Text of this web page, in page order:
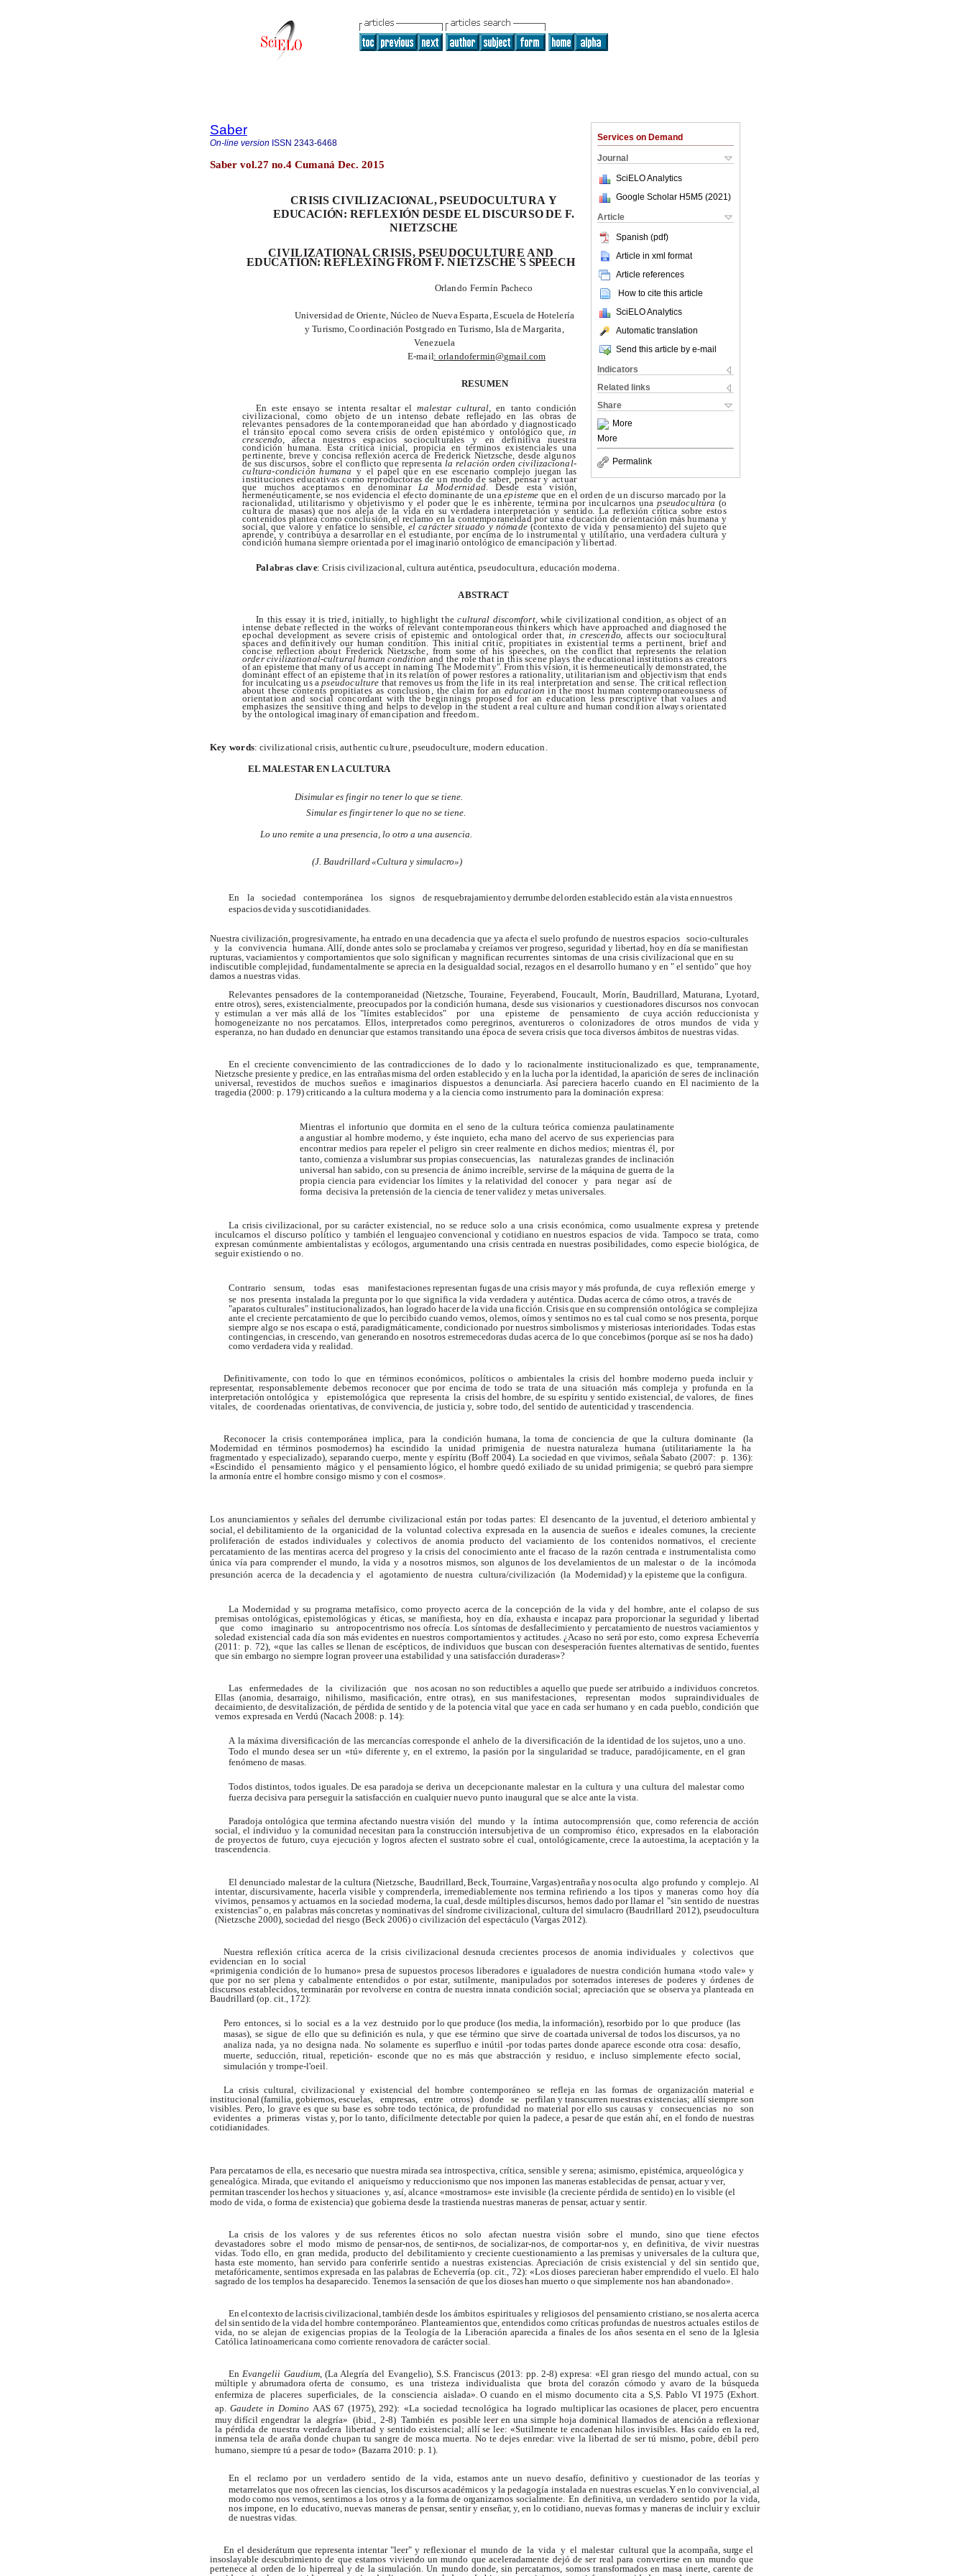
Services on Demand
Journal
SciELO Analytics
Google Scholar H5M5 (2021 )
Article
Spanish (pdf)
Article in xml format
Article references
How to cite this article
SciELO Analytics
Automatic translation
Send this article by e-mail
Indicators
Related links
Share
More
More
Permalink
Saber
On-line version ISSN 2343-6468
Saber vol.27 no.4 Cumaná Dec. 2015
CRISIS CIVILIZACIONAL, PSEUDOCULTURA Y
EDUCACIÓN: REFLEXIÓN DESDE EL DISCURSO DE F.
NIETZSCHE
CIVILIZATIONAL CRISIS, PSEUDOCULTURE AND
EDUCATION: REFLEXING FROMF. NIETZSCHE`S SPEECH
Orlando Fermín Pacheco
Universidad de Oriente, Núcleo de Nueva Esparta Escuela de Hotelería
y Turismo ,Coordinación Postgrado en Turismo ,IsladeMargarita
Venezuela
E-mail: orlandofermin@gmail com
RESUMEN
En este ensayo se intenta resaltar el malestar cultural, en tanto condición
civilizacional, como objeto deun intenso debate reflejadoen las obras de
relevantes pensadores de la contemporaneidad que han abordado ydiagnosticado
el tránsito epocal como severa crisis de orden epistémico y ontológico que, in
crescendo,afecta nuestros espacios socioculturales y en definitiva nuestra
condición humana. Esta crítica inicial, propicia en términos existenciales una
pertinente, breve y concisa reflexión acerca de Frederick Nietzsche, desde algunos
de sus discursos, sobre el conflictoque representa la relación orden civilizacional-
cultura-condiciónhumana y elpapel que en ese escenario complejo juegan las
instituciones educativas como reproductoras de un modo de saber, pensar y actuar
que muchos aceptamos endenominar La Modernidad. Desde esta visión,
hermenéuticamente,se nos evidencia el efecto dominantede una episteme que en el orden de undiscurso marcado por la
racionalidad,utilitarismo y objetivismo y el poder que le es inherente, termina por inculcarnos una pseudocultura (o
cultura de masas) que nos aleja de la vida en su verdadera interpretación y sentido. La reflexión crítica sobre estos
contenidos plantea comoconclusión,el reclamo enla contemporaneidad por unaeducación deorientación más humana y
social, que valore y enfatice lo sensible, el carácter situado y nómade (contexto de vida y pensamiento) del sujetoque
aprende, y contribuya a desarrollar en el estudiante, por encima de lo instrumental y utilitario, una verdadera cultura y
condición humana siempreorientada porel imaginario ontológicodeemancipación ylibertad.
Palabras clave: Crisis civilizacional culturaauténtica ,pseudocultura educaciónmoderna
ABSTRACT
In this essay it is tried, initially, to highlight the cultural discomfort, while civilizationalcondition, as object of an
intense debate reflected in the works of relevant contemporaneous thinkers which have approached and diagnosed the
epochal development as severe crisis of epistemic and ontological order that, in crescendo, affects our sociocultural
spaces and definitively our human condition. This initial critic, propitiates in existential terms a pertinent, brief and
concise reflection about Frederick Nietzsche, from some of his speeches, on the conflict that represents the relation
order civilizational-cultural human condition and the rolethat in this scene plays theeducational institutions as creators
ofan episteme thatmany ofus accept innaming TheModernity".Fromthisvision, it is hermeneutically demonstrated, the
dominant effect of an episteme that in its relation of power restores a rationality, utilitarianism and objectivism that ends
for inculcating us a pseudoculture that removes us from thelife in its real interpretation and sense. The critical reflection
about these contents propitiates as conclusion, theclaimforan educationinthe most human contemporaneousness of
orientationand social concordant withthebeginnings proposed for an education less prescriptive that values and
emphasizes the sensitive thing and helps todevelopinthestudent arealcultureand human conditionalwaysorientated
bytheontological imaginaryofemancipationandfreedom..
Key words: civilizationalcrisis,authenticculture, pseudoculture,modern education.
EL MALESTAR EN LACULTURA
Disimular es fingir no tener lo que se tiene.
Simular es fingirtener lo que no se tiene.
Lo unoremite a una presencia, lo otro a una ausencia.
(J. Baudrillard«Cultura y simulacro»)
En la sociedad contemporánea los signos de resquebrajamientoyderrumbedelorden establecido están ala vista ennuestros
espaciosdevida ysuscotidianidades.
Nuestra civilización, progresivamente, ha entrado en una decadencia que ya afecta el suelo profundo de nuestros espacios
socio-culturales
y la convivencia
humana. Allí, donde antes solo se proclamaba y creíamos ver progreso, seguridad y libertad, hoy en día se manifiestan
rupturas, vaciamientos y comportamientos que solo significan y magnifican recurrentes sintomas de una crisis civilizacional que en su
indiscutible complejidad, fundamentalmente se aprecia en la desigualdad social, rezagos en el desarrollo humano y en " el sentido" que hoy
damos a nuestras vidas.
Relevantes pensadores de la contemporaneidad (Nietzsche,Touraine, Feyerabend, Foucault, Morín, Baudrillard, Maturana,Lyotard,
entre otros), seres, existencialmente, preocupados por la condición humana, desde sus visionarios y cuestionadores discursos nos convocan
y estimulan a ver más allá de los "límites establecidos"
por una episteme de pensamiento
de cuya acción reduccionista y
homogeneizante no nos percatamos. Ellos, interpretados como peregrinos, aventureros o colonizadores de otros mundos de vida y
esperanza, no han dudado en denunciar que estamos transitando una época de severa crisis que toca diversos ámbitos de nuestras vidas.
En el creciente convencimiento de las contradicciones de lo dado y lo racionalmente institucionalizado es que, tempranamente,
Nietzsche presiente y predice, en las entrañasmisma del orden establecido y enla lucha porla identidad, la aparición de seres de inclinación
universal, revestidos de muchos sueños e imaginarios dispuestos a denunciarla. Así pareciera hacerlo cuando en El nacimiento de la
tragedia (2000: p. 179) criticando a la cultura moderna y a la ciencia como instrumento para la dominación expresa:
Mientras el infortunio que dormita en el seno de la cultura teórica comienza paulatinamente
a angustiar al hombre moderno, y éste inquieto, echa mano del acervo de sus experiencias para
encontrar medios para repeler el peligro sin creer realmente en dichos medios; mientras él, por
tanto, comienza a vislumbrar sus propias consecuencias, las
naturalezas grandes de inclinación
universal han sabido, con su presencia de ánimo increíble, servirse de la máquina de guerra de la
propia ciencia para evidenciar los límites y la relatividad del conocer y para negar así de
forma decisiva la pretensión de la ciencia de tener validez y metas universales.
La crisis civilizacional, por su carácter existencial, no se reduce solo a una crisis económica, como usualmente expresa y pretende
inculcarnos el discurso político y también el lenguajeo convencional y cotidiano en nuestros espacios de vida. Tampoco se trata,
como
expresan comúnmente ambientalistas y ecólogos, argumentando una crisis centrada en nuestras posibilidades, como especie biológica, de
seguir existiendo o no.
Contrario sensum, todas esas manifestaciones representan fugasde una crisis mayory más profunda,de cuya reflexión emerge y
se nos presenta instalada la pregunta por lo que significa la vida verdadera y auténtica. Dudas acerca de cómo otros, a través de
"aparatos culturales" institucionalizados, han logrado hacerdela vida una ficción. Crisisque en su comprensión ontológica se complejiza
ante el creciente percatamiento de que lo percibido cuando vemos, olemos, oímos y sentimos no es tal cual como se nos presenta, porque
siempre algo se nos escapa o está, paradigmáticamente, condicionado por nuestros simbolismos y misteriosas interioridades. Todas estas
contingencias, in crescendo, van generando en nosotros estremecedoras dudas acerca de lo que concebimos (porque así se nos ha dado)
como verdadera vida y realidad.
Definitivamente, con todo lo que en términos económicos, políticos o ambientales la crisis del hombre moderno pueda incluir y
representar, responsablemente debemos reconocer que por encima de todo se trata de una situación más compleja y profunda en la
interpretación ontológica y epistemológica que representa la crisis del hombre, de su espíritu y sentido existencial, de valores, de fines
vitales, de coordenadas orientativas, de convivencia, de justicia y, sobre todo, del sentido de autenticidad y trascendencia.
Reconocer la crisis contemporánea implica, para la condición humana, la toma de conciencia de que la cultura dominante
(la
Modernidad en términos posmodernos) ha escindido la unidad primigenia de nuestra naturaleza humana (utilitariamente la ha
fragmentado y especializado), separando cuerpo, mente y espíritu (Boff 2004). La sociedad en que vivimos, señala Sabato (2007: p. 136):
«Escindido el pensamiento mágico y el pensamiento lógico, el hombre quedó exiliado de su unidad primigenia; se quebró para siempre
la armonía entre el hombre consigo mismo y con el cosmos».
Los anunciamientos y señales del derrumbe civilizacional están por todas partes: El desencanto de la juventud, el deterioro ambiental y
social, el debilitamiento de la organicidad de la voluntad colectiva expresada en la ausencia de sueños e ideales comunes, la creciente
proliferación de estados individuales y colectivos de anomia producto del vaciamiento de los contenidos normativos, el creciente
percatamiento de las mentiras acerca del progreso y la crisis del conocimiento ante el fracaso de la razón centrada e instrumentalista como
única vía para comprender el mundo, la vida y a nosotros mismos, son algunos de los develamientos de un malestar o de la incómoda
presunción acerca de la decadencia y el agotamiento de nuestra cultura/civilización (laModernidad) y la episteme que la configura.
La Modernidad y su programa metafísico, como proyecto acerca de la concepción de la vida y del hombre, ante el colapso de sus
premisas ontológicas, epistemológicas y éticas, se manifiesta, hoy en día, exhausta e incapaz para proporcionar la seguridad y libertad
que
como imaginario su antropocentrismo nos ofrecía. Los síntomas de desfallecimiento y percatamiento de nuestros vaciamientos y
soledad existencial cada día son más evidentes en nuestros comportamientos y actitudes. ¿Acaso no será por esto, como expresa Echeverría
(201 1: p. 72), «que las calles se llenan de escépticos, de individuos que buscan con desesperación fuentes alternativas de sentido, fuentes
que sin embargo no siempre logran proveer una estabilidad y una satisfacción duraderas»?
Las enfermedades de la civilización que nos acosan no son reductibles a aquello que puede ser atribuido a individuos concretos.
Ellas (anomia, desarraigo,
nihilismo, masificación, entre otras), en sus manifestaciones, representan modos supraindividuales de
decaimiento, de desvitalización, de pérdida de sentido y de la potencia vital que yace en cada ser humano y en cada pueblo, condición que
vemos expresada en Verdú (Nacach 2008: p. 14):
A la máxima diversificación de las mercancías corresponde el anhelo de la diversificación de la identidad de los sujetos, uno a uno.
Todo el mundo desea ser un «tú» diferentey, en el extremo, la pasión por la singularidad se traduce, paradójicamente, en el gran
fenómeno de masas.
Todos distintos, todos iguales. De esa paradoja se deriva un decepcionante malestar en la cultura y una cultura del malestar como
fuerza decisiva para perseguir la satisfacción en cualquier nuevo punto inaugural que se alce ante la vista.
Paradoja ontológica que termina afectando nuestra visión del mundo y la íntima autocomprensión que, como referencia de acción
social, el individuo y la comunidad necesitan para la construcción intersubjetiva de un compromiso ético, expresados en la elaboración
de proyectos de futuro, cuya ejecución y logros afecten el sustrato sobre el cual, ontológicamente, crece la autoestima, la aceptación y la
trascendencia.
El denunciado malestar de la cultura (Nietzsche, Baudrillard, Beck, Tourraine, Vargas)entraña ynosoculta algo profundo y complejo. Al
intentar, discursivamente, hacerla visible y comprenderla, irremediablemente nos termina refiriendo a los tipos y maneras como hoy día
vivimos, pensamos y actuamos en la sociedad moderna, la cual, desde múltiplesdiscursos, hemos dado porllamar el "sin sentido de nuestras
existencias" o, en palabras másconcretas ynominativas del síndromecivilizacional, cultura del simulacro (Baudrillard 2012), pseudocultura
(Nietzsche 2000), sociedad del riesgo (Beck 2006) o civilización del espectáculo (Vargas 2012).
Nuestra reflexión crítica acerca de la crisis civilizacional desnuda crecientes procesos de anomia individuales y colectivos que
evidencian en lo social
«primigenia condición de lo humano» presa de supuestos procesos liberadores e igualadores de nuestra condición humana «todo vale» y
que por no ser plena y cabalmente entendidos o por estar, sutilmente, manipulados por soterrados intereses de poderes y órdenes de
discursos establecidos, terminarán por revolverse en contra de nuestra innata condición social; apreciación que se observa ya planteada en
Baudrillard (op. cit., 172):
Pero entonces, si lo social es a la vez destruido por lo que produce (los media, la información), resorbido por lo que produce (las
masas), se sigue de ello que su definición es nula, y que ese término que sirve de coartada universal de todos los discursos, ya no
analiza nada, ya no designa nada. No solamente es superfluo e inútil -por todas partes donde aparece esconde otra cosa: desafío,
muerte, seducción, ritual, repetición- esconde que no es más que abstracción y residuo, e incluso simplemente efecto social,
simulación y trompe-l'oeil.
La crisis cultural, civilizacional y existencial del hombre contemporáneo se refleja en las formas de organización material e
institucional(familia, gobiernos, escuelas, empresas, entre otros) donde se perfilan y transcurren nuestras existencias; allí siempre son
visibles. Pero, lo grave es que su base es sobre todo tectónica, de profundidad no material por ello sus causas y consecuencias no
son
evidentes a primeras vistas y, por lo tanto, difícilmente detectable por quien la padece, a pesar de que están ahí, en el fondo de nuestras
cotidianidades.
Para percatarnos de ella, es necesario que nuestra mirada sea introspectiva, crítica, sensible y serena; asimismo, epistémica, arqueológica y
genealógica. Mirada, que evitando el aniqueísmo y reduccionismo que nos imponen las maneras establecidas de pensar, actuaryver,
permitan trascenderloshechos ysituacionesy, así, alcance «mostrarnos» este invisible (la creciente pérdida de sentido) en lo visible (el
modo de vida, o forma de existencia) que gobierna desde la trastienda nuestras maneras de pensar, actuar y sentir.
La crisis de los valores y de sus referentes éticos no solo afectan nuestra visión sobre el mundo, sino que tiene efectos
devastadores sobre el modo mismo de pensar-nos, de sentir-nos, de socializar-nos, de comportar-nos y, en definitiva, de vivir nuestras
vidas. Todo ello, en gran medida, producto del debilitamiento y creciente cuestionamiento a las premisas y universales de la cultura que,
hasta este momento, han servido para conferirle sentido a nuestras existencias. Apreciación de crisis existencial y del sin sentido que,
metafóricamente, sentimos expresada en las palabras de Echeverría (op. cit., 72): «Los dioses parecieran haber emprendido el vuelo. El halo
sagrado de los templos ha desaparecido. Tenemos la sensación de quelos dioseshan muerto o que simplemente nos han abandonado».
En elcontexto delacrisiscivilizacional, también desde los ámbitos espirituales y religiosos del pensamiento cristiano, se nosalerta acerca
del sin sentido dela vida del hombre contemporáneo. Planteamientos que, entendidos como críticas profundas de nuestros actuales estilos de
vida, no se alejan de exigencias propias de la Teología de la Liberación aparecida a finales de los años sesenta en el seno de la Iglesia
Católica latinoamericana como corriente renovadora de carácter social.
En Evangelii Gaudium, (La Alegría del Evangelio), S.S. Franciscus (2013: pp. 2-8) expresa: «El gran riesgo del mundo actual, con su
múltiple y abrumadora oferta de consumo, es una tristeza individualista que brota del corazón cómodo y avaro de la búsqueda
enfermiza de placeres superficiales, de la consciencia aislada». O cuando en el mismo documento cita a S,S. Pablo VI 1975 (Exhort.
ap. Gaudete in Domino AAS 67 (1975),292): «La sociedad tecnológica ha logrado multiplicar las ocasiones de placer, pero encuentra
muy difícil engendrar la alegría» (ibid., 2-8) También es posible leer en una simple hoja dominical llamados de atención a reflexionar
la pérdida de nuestra verdadera libertad y sentido existencial; allí se lee: «Sutilmente te encadenan hilos invisibles. Has caído en la red,
inmensa tela de araña donde chupan tu sangre de mosca muerta. No te dejes enredar: vive la libertad de ser tú mismo, pobre, débil pero
humano, siempre tú a pesar de todo» (Bazarra 2010: p. 1).
En el reclamo por un verdadero sentido de la vida, estamos ante un nuevo desafío, definitivo y cuestionador de las teorías y
metarrelatos que nos ofrecen las ciencias, los discursos académicos y la pedagogía instalada en nuestras escuelas. Yen lo convivencial, al
modo como nos vemos, sentimos a los otros y a la forma de organizarnos socialmente. En definitiva, un verdadero sentido por la vida,
nos impone, en lo educativo, nuevas maneras de pensar, sentir y enseñar, y, en lo cotidiano, nuevas formas y maneras de incluir y excluir
de nuestras vidas.
En el desiderátum que representa intentar "leer" y reflexionar el mundo de la vida y el malestar cultural que la acompaña, surge el
insoslayable descubrimiento de que estamos viviendo un mundo que aceleradamente dejó de ser real para convertirse en un mundo que
pertenece al orden de lo hiperreal y de la simulación. Un mundo donde, sin percatarnos, somos transformados en masa inerte, carente de